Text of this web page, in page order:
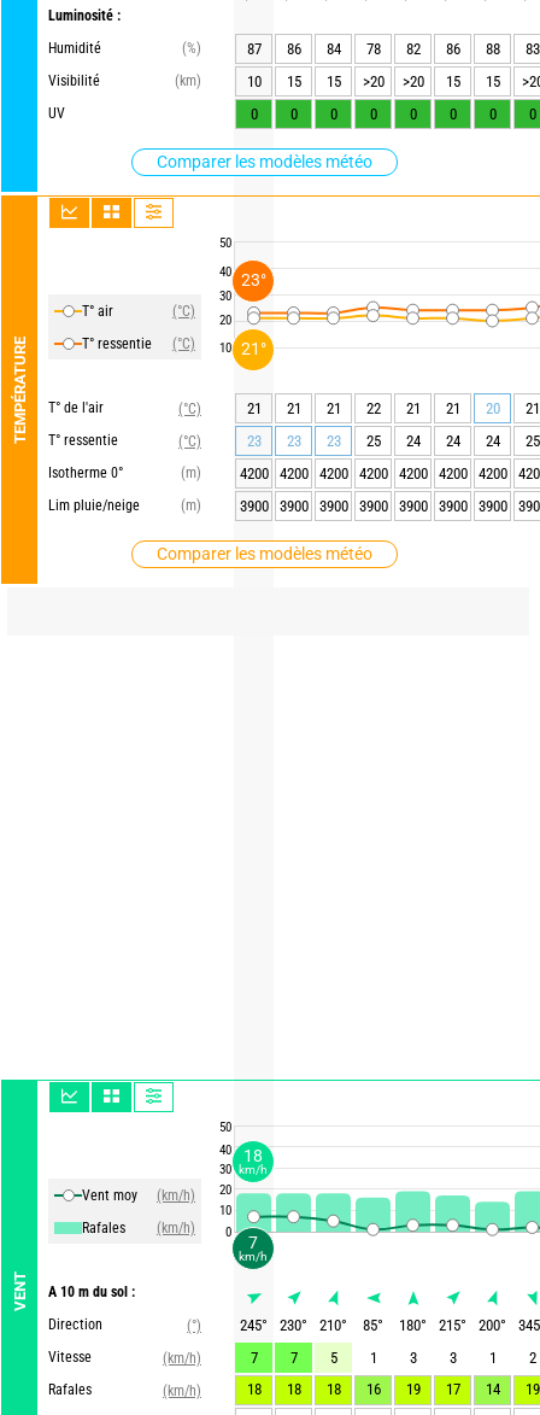
Luminosité :
Humidité
(%)
Visibilité
(km)
UV
Comparer les modèles météo
TEMPÉRATURE
T° air
(°C)
T° ressentie
(°C)
T° de l'air
(°C)
T° ressentie
(°C)
Isotherme 0°
(m)
Lim pluie/neige
(m)
Comparer les modèles météo
VENT
Vent moy
(km/h)
Rafales
(km/h)
A 10 m du sol :
Direction
(°)
Vitesse
(km/h)
Rafales
(km/h)
50
40
30
20
10
50
40
30
20
10
0
87 86 84 78 82 86 88
83
10
15 15 >20 >20 15 15
0
0 0 0 0 0 0 0
21 21 21 22 21 21 20
21
23
23 23 25 24 24 24
25
4200
4200 4200 4200 4200 4200 4200
3900
3900 3900 3900 3900 3900 3900
245° 230° 210° 85° 180° 215° 200°
345
7
7 5 1 3 3 1
2
18
18 18 16 19 17 14
19
7
km/h
18
km/h
21°
23°